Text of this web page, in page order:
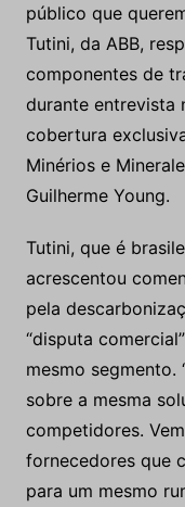
público que
Tutini, da ABB,
componentes de
durante entrevista
cobertura
Minérios e
Guilherme Young.
Tutini, que é
acrescentou
pela
“disputa
mesmo segmento.
sobre a mesma
competidores.
fornecedores que
para um mesmo